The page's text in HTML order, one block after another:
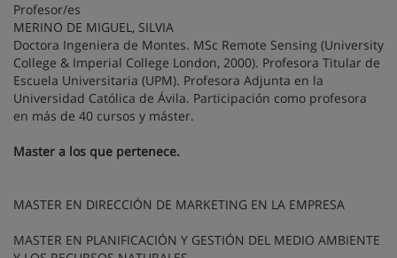
Profesor/es
MERINO DE MIGUEL, SILVIA
Doctora Ingeniera de Montes. MSc Remote Sensing (University
College & Imperial College London, 2000). Profesora Titular de
Escuela Universitaria (UPM). Profesora Adjunta en la
Universidad Católica de Ávila. Participación como profesora
en más de 40 cursos y máster.
Master a los que pertenece.
MASTER EN DIRECCIÓN DE MARKETING EN LA EMPRESA
MASTER EN PLANIFICACIÓN Y GESTIÓN DEL MEDIO AMBIENTE